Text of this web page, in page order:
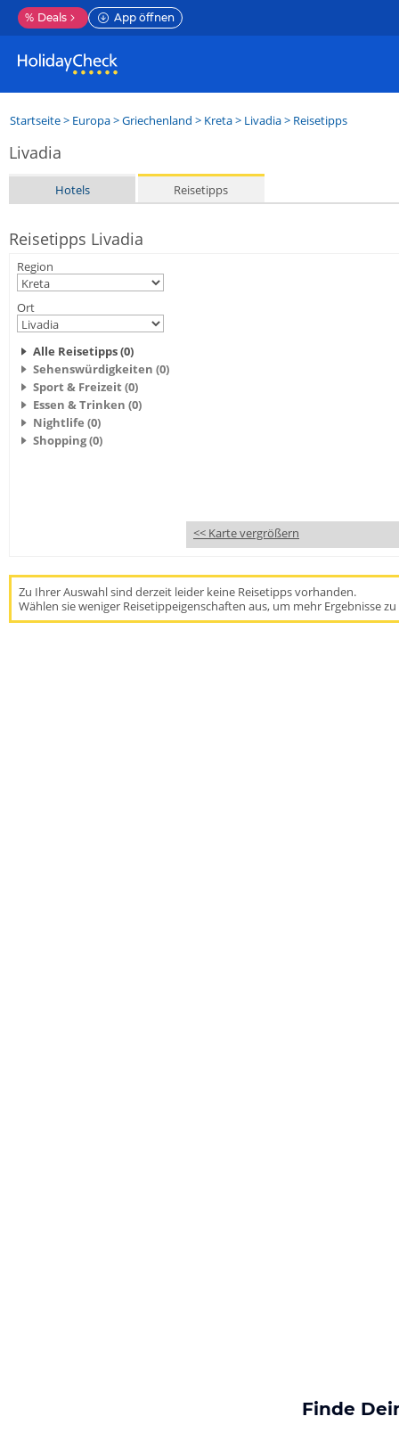
% Deals App öffnen
Startseite> Europa>Griechenland > Kreta> Livadia> Reisetipps
Livadia
Hotels Reisetipps
Reisetipps Livadia
Region
Ort
Alle Reisetipps (0)
Sehenswürdigkeiten (0)
Sport & Freizeit (0)
Essen & Trinken (0)
Nightlife (0)
Shopping (0)
<< Karte vergrößern
Zu Ihrer Auswahl sind derzeit leider keine Reisetipps vorhanden.
Wählen sie weniger Reisetippeigenschaften aus, um mehr Ergebnisse
Finde